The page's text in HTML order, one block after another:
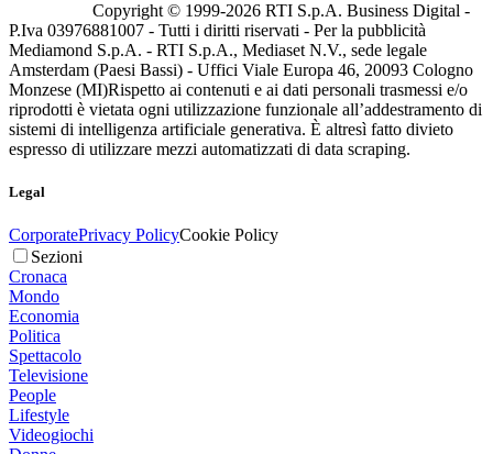
Copyright © 1999-2026 RTI S.p.A. Business Digital -
P.Iva 03976881007 - Tutti i diritti riservati - Per la pubblicità
Mediamond S.p.A. - RTI S.p.A., Mediaset N.V., sede legale
Amsterdam (Paesi Bassi) - Uffici Viale Europa 46, 20093 Cologno
Monzese (MI)Rispetto ai contenuti e ai dati personali trasmessi e/o
riprodotti è vietata ogni utilizzazione funzionale all’addestramento di
sistemi di intelligenza artificiale generativa. È altresì fatto divieto
espresso di utilizzare mezzi automatizzati di data scraping.
Legal
CorporatePrivacy PolicyCookie Policy
Sezioni
Cronaca
Mondo
Economia
Politica
Spettacolo
Televisione
People
Lifestyle
Videogiochi